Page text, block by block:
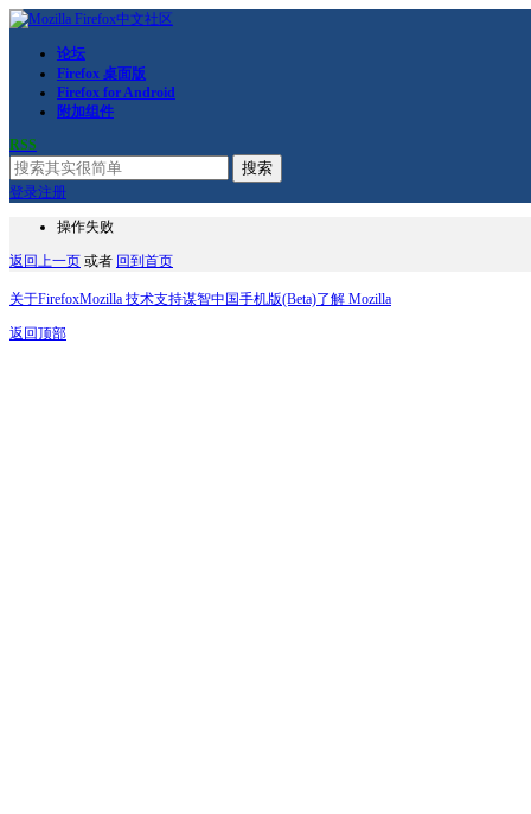
论坛
Firefox 桌面版
Firefox for Android
附加组件
RSS
搜索
登录注册
操作失败
返回上一页 或者 回到首页
关于FirefoxMozilla 技术支持谋智中国手机版(Beta)了解 Mozilla
返回顶部